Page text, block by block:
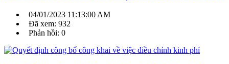
04/01/2023 11:13:00 AM
Đã xem: 932
Phản hồi: 0